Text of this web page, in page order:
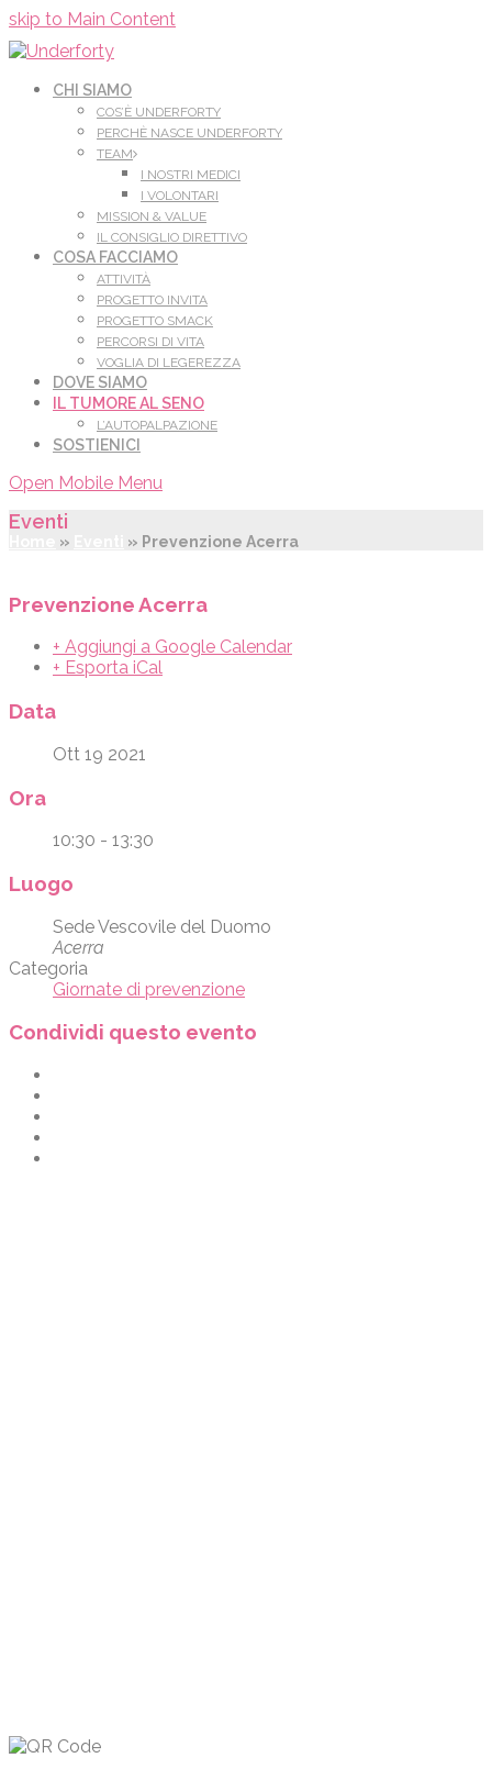
skip to Main Content
CHI SIAMO
COS’È UNDERFORTY
PERCHÈ NASCE UNDERFORTY
TEAM
I NOSTRI MEDICI
I VOLONTARI
MISSION & VALUE
IL CONSIGLIO DIRETTIVO
COSA FACCIAMO
ATTIVITÀ
PROGETTO INVITA
PROGETTO SMACK
PERCORSI DI VITA
VOGLIA DI LEGEREZZA
DOVE SIAMO
IL TUMORE AL SENO
L’AUTOPALPAZIONE
SOSTIENICI
Open Mobile Menu
Eventi
» » Prevenzione Acerra
Prevenzione Acerra
+ Aggiungi a Google Calendar
+ Esporta iCal
Data
Ott 19 2021
Ora
10:30 - 13:30
Luogo
Sede Vescovile del Duomo
Acerra
Categoria
Giornate di prevenzione
Condividi questo evento